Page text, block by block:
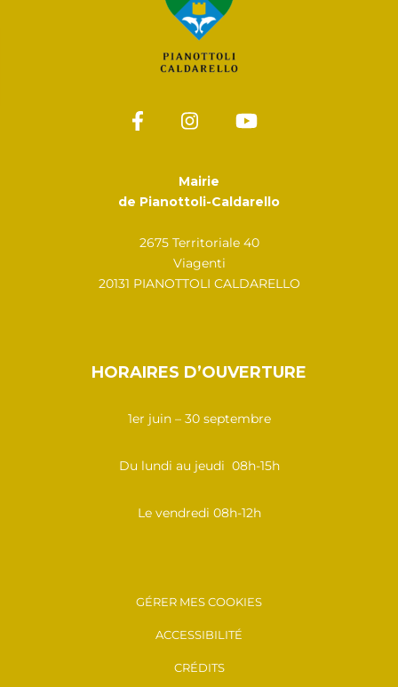
Mairie
de Pianottoli-Caldarello
2675 Territoriale 40
Viagenti
20131 PIANOTTOLI CALDARELLO
HORAIRES D’OUVERTURE
1er juin – 30 septembre
Du lundi au jeudi 08h-15h
Le vendredi 08h-12h
GÉRER MES COOKIES
ACCESSIBILITÉ
CRÉDITS